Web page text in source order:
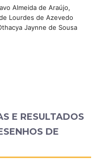
Almeida de Araújo,
Lourdes de Azevedo
Jaynne de Sousa
E RESULTADOS
DE